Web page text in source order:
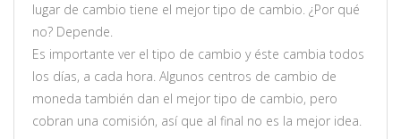
lugar de cambio tiene el mejor tipo de cambio. ¿Por qué
no? Depende.
Es importante ver el tipo de cambio y éste cambia todos
los días, a cada hora. Algunos centros de cambio de
moneda también dan el mejor tipo de cambio, pero
cobran una comisión, así que al final no es la mejor idea.